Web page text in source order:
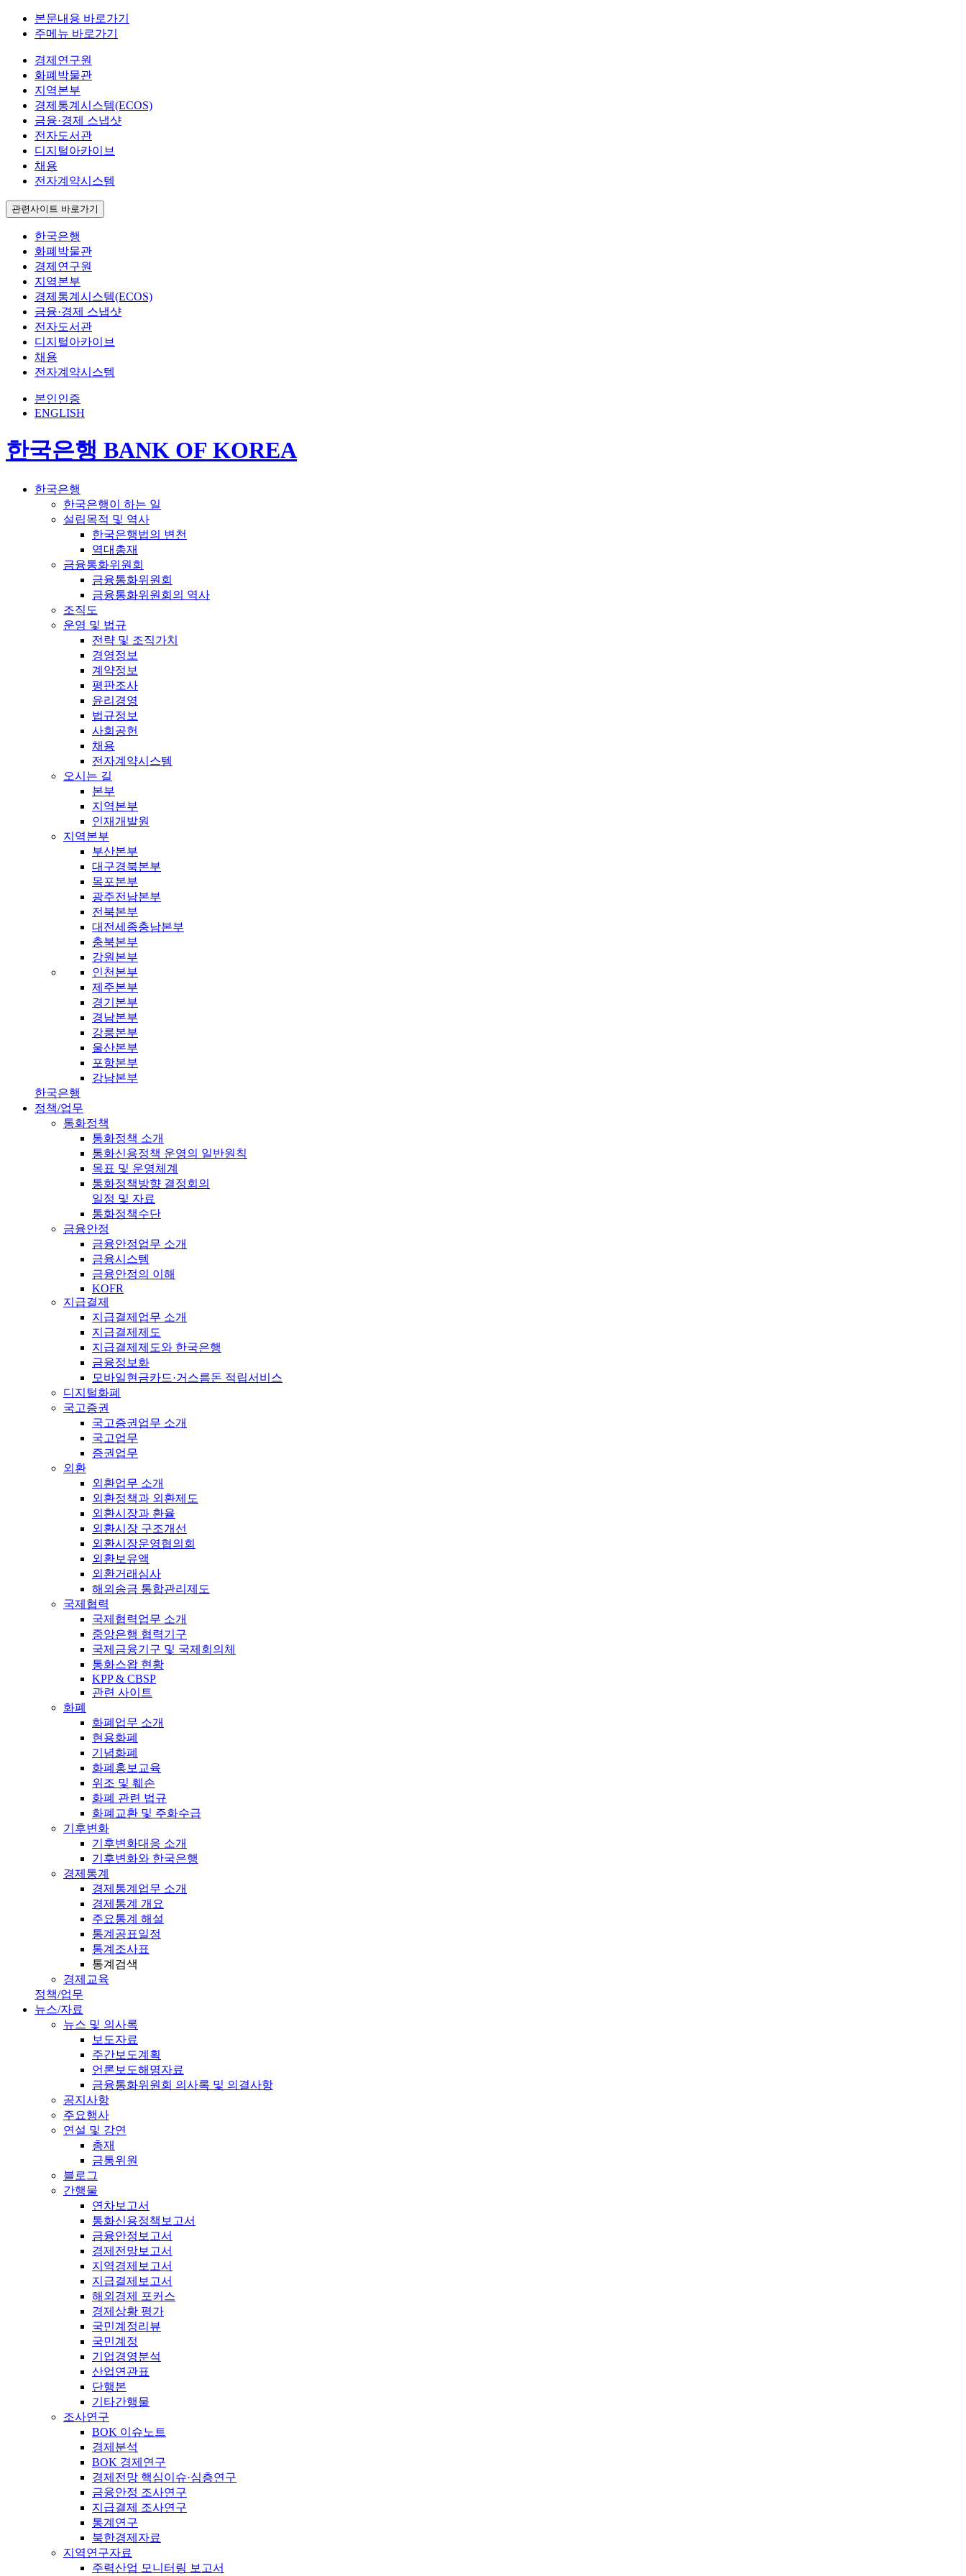
본문내용 바로가기
주메뉴 바로가기
경제연구원
화폐박물관
지역본부
경제통계시스템(ECOS)
금융·경제 스냅샷
전자도서관
디지털아카이브
채용
전자계약시스템
관련사이트 바로가기
한국은행
화폐박물관
경제연구원
지역본부
경제통계시스템(ECOS)
금융·경제 스냅샷
전자도서관
디지털아카이브
채용
전자계약시스템
본인인증
ENGLISH
한국은행 BANK OF KOREA
한국은행
한국은행이 하는 일
설립목적 및 역사
한국은행법의 변천
역대총재
금융통화위원회
금융통화위원회
금융통화위원회의 역사
조직도
운영 및 법규
전략 및 조직가치
경영정보
계약정보
평판조사
윤리경영
법규정보
사회공헌
채용
전자계약시스템
오시는 길
본부
지역본부
인재개발원
지역본부
부산본부
대구경북본부
목포본부
광주전남본부
전북본부
대전세종충남본부
충북본부
강원본부
인천본부
제주본부
경기본부
경남본부
강릉본부
울산본부
포항본부
강남본부
한국은행
정책/업무
통화정책
통화정책 소개
통화신용정책 운영의 일반원칙
목표 및 운영체계
통화정책방향 결정회의
일정 및 자료
통화정책수단
금융안정
금융안정업무 소개
금융시스템
금융안정의 이해
KOFR
지급결제
지급결제업무 소개
지급결제제도
지급결제제도와 한국은행
금융정보화
모바일현금카드·거스름돈 적립서비스
디지털화폐
국고증권
국고증권업무 소개
국고업무
증권업무
외환
외환업무 소개
외환정책과 외환제도
외환시장과 환율
외환시장 구조개선
외환시장운영협의회
외환보유액
외환거래심사
해외송금 통합관리제도
국제협력
국제협력업무 소개
중앙은행 협력기구
국제금융기구 및 국제회의체
통화스왑 현황
KPP & CBSP
관련 사이트
화폐
화폐업무 소개
현용화폐
기념화폐
화폐홍보교육
위조 및 훼손
화폐 관련 법규
화폐교환 및 주화수급
기후변화
기후변화대응 소개
기후변화와 한국은행
경제통계
경제통계업무 소개
경제통계 개요
주요통계 해설
통계공표일정
통계조사표
통계검색
경제교육
정책/업무
뉴스/자료
뉴스 및 의사록
보도자료
주간보도계획
언론보도해명자료
금융통화위원회 의사록 및 의결사항
공지사항
주요행사
연설 및 강연
총재
금통위원
블로그
간행물
연차보고서
통화신용정책보고서
금융안정보고서
경제전망보고서
지역경제보고서
지급결제보고서
해외경제 포커스
경제상황 평가
국민계정리뷰
국민계정
기업경영분석
산업연관표
단행본
기타간행물
조사연구
BOK 이슈노트
경제분석
BOK 경제연구
경제전망 핵심이슈·심층연구
금융안정 조사연구
지급결제 조사연구
통계연구
북한경제자료
지역연구자료
주력산업 모니터링 보고서